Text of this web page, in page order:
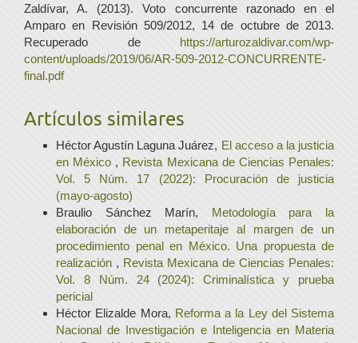
Zaldívar, A. (2013). Voto concurrente razonado en el
Amparo en Revisión 509/2012, 14 de octubre de 2013.
Recuperado de https://arturozaldivar.com/wp-
content/uploads/2019/06/AR-509-2012-CONCURRENTE-
final.pdf
Artículos similares
Héctor Agustín Laguna Juárez, El acceso a la justicia
en México , Revista Mexicana de Ciencias Penales:
Vol. 5 Núm. 17 (2022): Procuración de justicia
(mayo-agosto)
Braulio Sánchez Marín, Metodología para la
elaboración de un metaperitaje al margen de un
procedimiento penal en México. Una propuesta de
realización , Revista Mexicana de Ciencias Penales:
Vol. 8 Núm. 24 (2024): Criminalística y prueba
pericial
Héctor Elizalde Mora, Reforma a la Ley del Sistema
Nacional de Investigación e Inteligencia en Materia